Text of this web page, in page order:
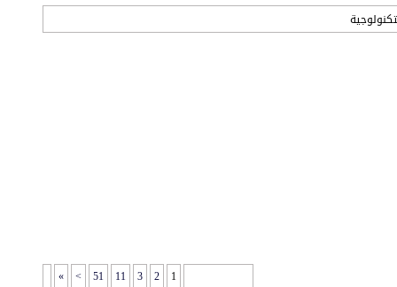
1
2
3
11
51
>
»